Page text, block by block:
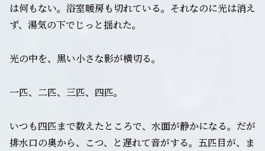
は何もない。浴室暖房も切れている。それなのに光は消え
ず、湯気の下でじっと揺れた。
光の中を、黒い小さな影が横切る。
一匹、二匹、三匹、四匹。
いつも四匹まで数えたところで、水面が静かになる。だが
排水口の奥から、こつ、と遅れて音がする。五匹目が、ま